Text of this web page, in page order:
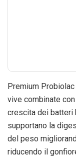
Premium
vive combinate
crescita dei batteri
supportano la
del peso
riducendo il